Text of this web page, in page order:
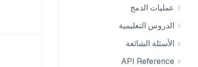
عمليات الدمج
الدروس التعليمية
الأسئلة الشائعة
API Reference